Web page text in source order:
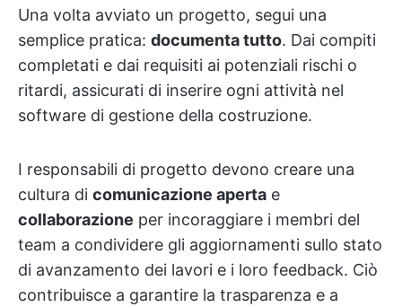
Una volta avviato un progetto, segui una
semplice pratica: documenta tutto. Dai compiti
completati e dai requisiti ai potenziali rischi o
ritardi, assicurati di inserire ogni attività nel
software di gestione della costruzione.
I responsabili di progetto devono creare una
cultura di comunicazione aperta e
collaborazione per incoraggiare i membri del
team a condividere gli aggiornamenti sullo stato
di avanzamento dei lavori e i loro feedback. Ciò
contribuisce a garantire la trasparenza e a